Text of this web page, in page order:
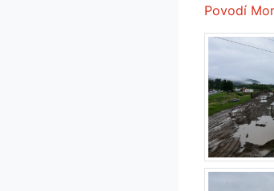
Povodí